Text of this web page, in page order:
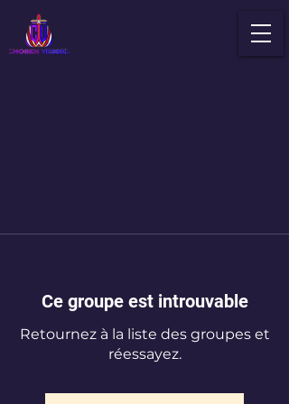
Ce groupe est introuvable
Retournez à la liste des groupes et
réessayez.